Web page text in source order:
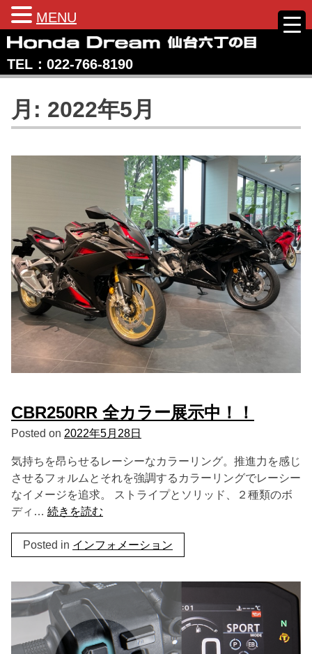
Skip
content
Honda Dream 仙台六丁の目
宮城県仙台市のホンダバイク専売店
TEL：022‐766‐8190
月: 2022年5月
CBR250RR 全カラー展示中！！
Posted on 2022年5月28日
気持ちを昂らせるレーシーなカラーリング。推進力を感じ
させるフォルムとそれを強調するカラーリングでレーシー
なイメージを追求。 ストライプとソリッド、２種類のボ
ディ… 続きを読む
Posted in インフォメーション
MENU